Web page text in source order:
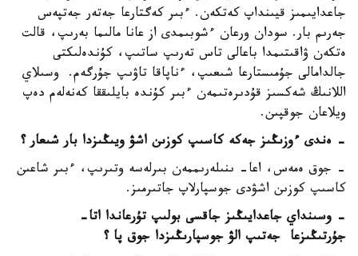
جاعدايىمىز قيىنداپ كەتكەن. ءبىر كەگتارعا جەتەر جەتپەس
جەرىم بار. سودان ورعان ءشوبىمدى از عانا مالىما بەرىپ، قالت
ەتكەن ۋاقىتىمدا باعالى تاس تەرىپ ساتىپ، كۇندەلىكتى
جالدامالى جۇمىستارعا شىعىپ، ءناپاقا تاۋىپ جۇرگەم. وسىلاي
اللانىڭ شەكسىز قۇدىرەتىمەن ءبىر كۇندە بايلىققا كەنەلەم دەپ
ويلاعان جوقپىن.
- ەندى ءوزىڭىز جەكە كاسىپ كوزىن اشۋ ويىڭىزدا بار شىعار ؟
- جوق ەمەس، اعا- ىنىلەرىممەن بىرلەسە وتىرىپ، ءبىر شاعىن
كاسىپ كوزىن اشۋدى جوسپارلاپ جاتىرمىز.
- وسىنداي جاعدايىڭىز جاقسى بولىپ تۇرعاندا اتا-
جۇرتىڭىزعا جەتىپ الۋ جوسپارىڭىزدا جوق پا ؟